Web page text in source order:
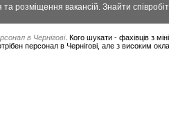
розміщення вакансій. Знайти
в Чернігові. Кого шукати - фахівців з
персонал в Чернігові, але з високим